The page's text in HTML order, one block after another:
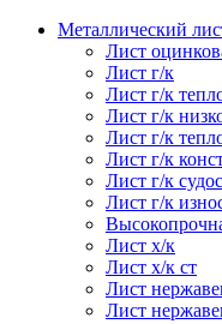
Металлический
Лист
Лист г/к
Лист г/к
Лист г/к
Лист г/к
Лист г/к
Лист г/к
Лист г/к
Лист х/к
Лист х/к ст
Лист
Лист